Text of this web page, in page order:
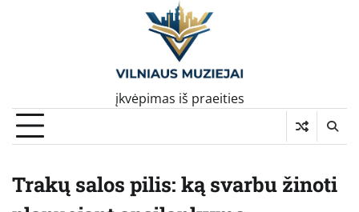
įkvėpimas iš praeities
Trakų salos pilis: ką svarbu žinoti